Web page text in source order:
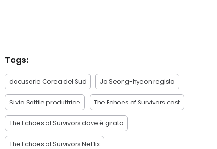
Tags:
docuserie Corea del Sud Jo Seong-hyeon regista
Silvia Sottile produttrice The Echoes of Survivors cast
The Echoes of Survivors dove è girata
The Echoes of Survivors Netflix